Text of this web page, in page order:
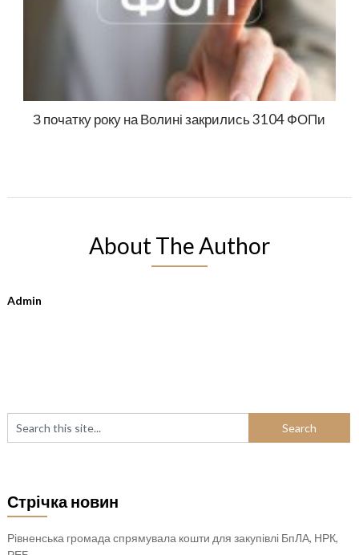
З початку року на Волині закрились 3104 ФОПи
About The Author
Admin
Стрічка новин
Рівненська громада спрямувала кошти для закупівлі БпЛА, НРК,